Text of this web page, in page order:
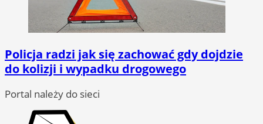
Policja radzi jak się zachować gdy dojdzie
do kolizji i wypadku drogowego
Portal należy do sieci